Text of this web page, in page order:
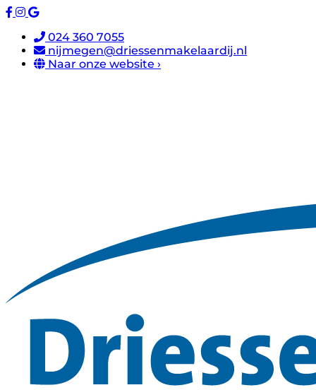
024 360 7055
nijmegen@driessenmakelaardij.nl
Naar onze website ›